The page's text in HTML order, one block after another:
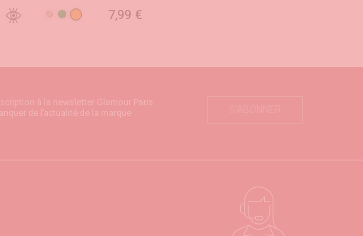
Argent
VertOrange 7,99 €
à la newsletter Glamour Paris
de l’actualité de la marque